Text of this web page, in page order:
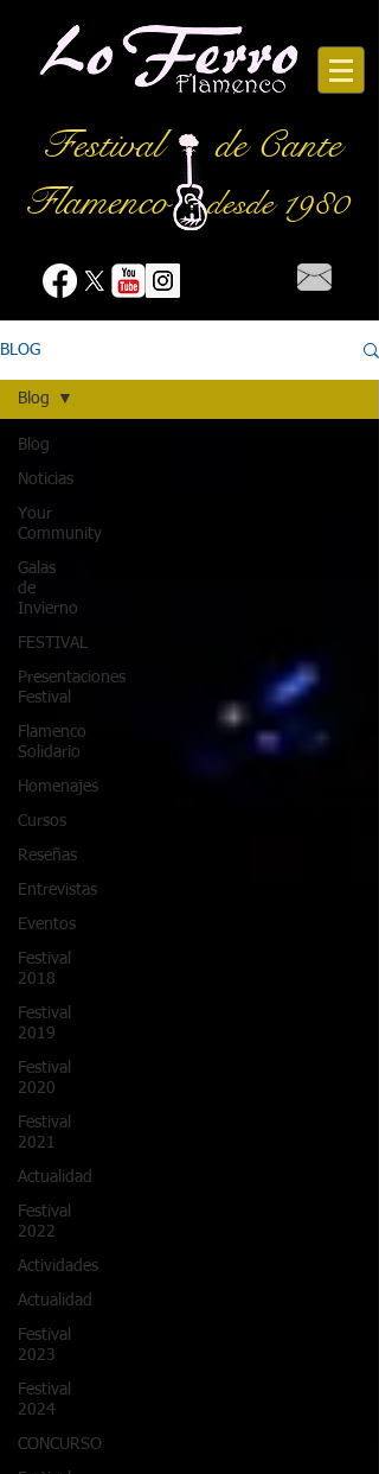
Festival
de Cante
Flamencodesde 1980
BLOG
Blog
Noticias
Your
Community
Galas
de
Invierno
FESTIVAL
Presentaciones
Festival
Flamenco
Solidario
Homenajes
Cursos
Reseñas
Entrevistas
Eventos
Festival
2018
Festival
2019
Festival
2020
Festival
2021
Actualidad
Festival
2022
Actividades
Actualidad
Festival
2023
Festival
2024
CONCURSO
Blog